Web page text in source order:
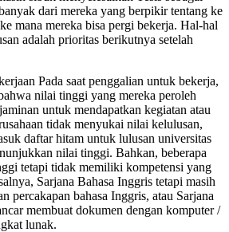
dari mereka yang berpikir tentang ke
mana mereka bisa pergi bekerja. Hal-hal
adalah prioritas berikutnya setelah
Pada saat penggalian untuk bekerja,
nilai tinggi yang mereka peroleh
untuk mendapatkan kegiatan atau
tidak menyukai nilai kelulusan,
daftar hitam untuk lulusan universitas
nilai tinggi. Bahkan, beberapa
tetapi tidak memiliki kompetensi yang
Sarjana Bahasa Inggris tetapi masih
percakapan bahasa Inggris, atau Sarjana
membuat dokumen dengan komputer /
lunak.